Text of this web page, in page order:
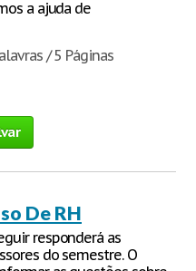
a ajuda de
/ 5 Páginas
De RH
responderá as
do semestre. O